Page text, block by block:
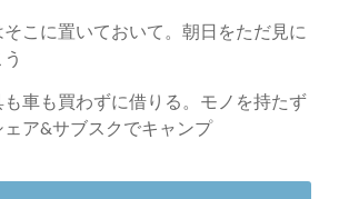
そこに置いておいて。朝日をただ見に
も車も買わずに借りる。モノを持たず
ェア&サブスクでキャンプ